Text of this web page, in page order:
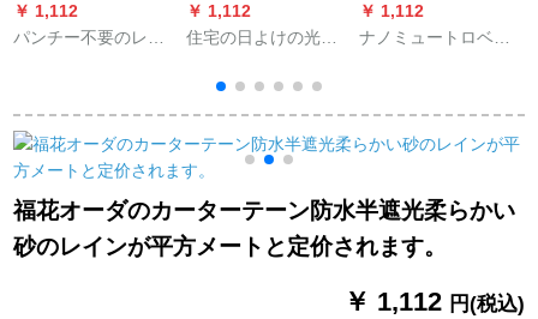
￥ 1,112
パンチー不要のレイ
りないなら、普通価
格103です。
￥ 1,112
住宅の日よけの光を
か？レンカーンのシ
ョーショーの材料の
幅は1.5メトルトルで
す。×2.0メートで、
一面の布の金色の穴
を开けて加工しま
す。
￥ 1,112
ナノミュートロベル
福花オーダのカーターテーン防水半遮光柔らかい
砂のレインが平方メートと定价されます。
￥ 1,112 円(税込)